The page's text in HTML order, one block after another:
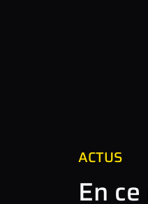
ACTUS
En